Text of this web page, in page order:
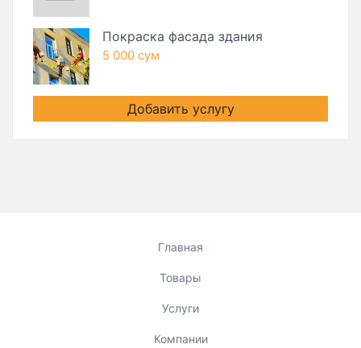
Покраска фасада здания
5 000 сум
Добавить услугу
Главная
Товары
Услуги
Компании